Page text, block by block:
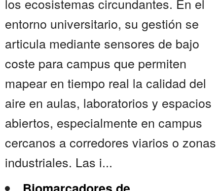
entorno universitario, su gestión se
articula mediante sensores de bajo
coste para campus que permiten
mapear en tiempo real la calidad del
aire en aulas, laboratorios y espacios
abiertos, especialmente en campus
cercanos a corredores viarios o zonas
industriales. Las i...